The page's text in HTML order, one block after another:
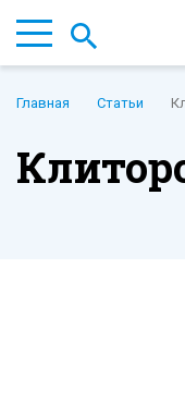
Главная Статьи